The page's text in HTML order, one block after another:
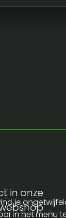
in onze
je
in het menu